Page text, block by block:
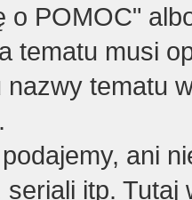
o POMOC"
tematu musi
tematu
ani
itp. Tutaj